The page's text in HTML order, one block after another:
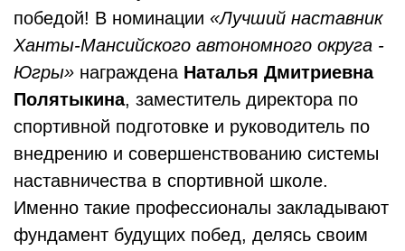
победой! В номинации «Лучший наставник
Ханты-Мансийского автономного округа -
Югры» награждена Наталья Дмитриевна
Полятыкина, заместитель директора по
спортивной подготовке и руководитель по
внедрению и совершенствованию системы
наставничества в спортивной школе.
Именно такие профессионалы закладывают
фундамент будущих побед, делясь своим